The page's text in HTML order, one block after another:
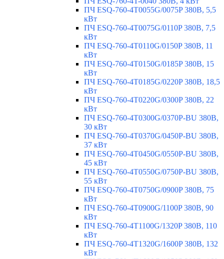
ПЧ ESQ-760-4T0055G/0075P 380В, 5,5
кВт
ПЧ ESQ-760-4T0075G/0110P 380В, 7,5
кВт
ПЧ ESQ-760-4T0110G/0150P 380В, 11
кВт
ПЧ ESQ-760-4T0150G/0185P 380В, 15
кВт
ПЧ ESQ-760-4T0185G/0220P 380В, 18,5
кВт
ПЧ ESQ-760-4T0220G/0300P 380В, 22
кВт
ПЧ ESQ-760-4T0300G/0370P-BU 380В,
30 кВт
ПЧ ESQ-760-4T0370G/0450P-BU 380В,
37 кВт
ПЧ ESQ-760-4T0450G/0550P-BU 380В,
45 кВт
ПЧ ESQ-760-4T0550G/0750P-BU 380В,
55 кВт
ПЧ ESQ-760-4T0750G/0900P 380В, 75
кВт
ПЧ ESQ-760-4T0900G/1100P 380В, 90
кВт
ПЧ ESQ-760-4T1100G/1320P 380В, 110
кВт
ПЧ ESQ-760-4T1320G/1600P 380В, 132
кВт